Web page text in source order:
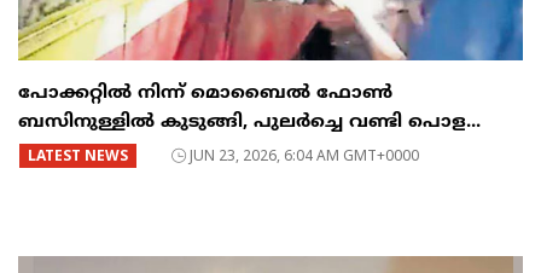
പോക്കറ്റിൽ നിന്ന് മൊബൈൽ ഫോൺ
ബസിനുള്ളിൽ കുടുങ്ങി, പുലർച്ചെ വണ്ടി പൊള...
LATEST NEWS JUN 23, 2026, 6:04 AM GMT+0000